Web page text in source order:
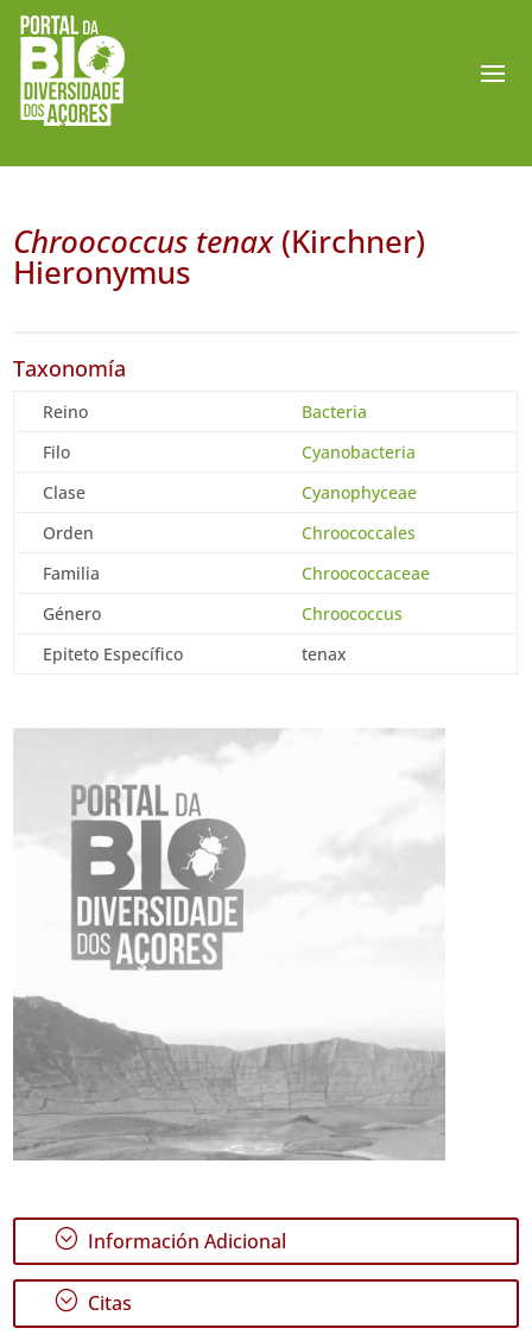
Chroococcus tenax(Kirchner)
Hieronymus
Taxonomía
Reino
Bacteria
Filo
Cyanobacteria
Clase
Cyanophyceae
Orden
Chroococcales
Familia
Chroococcaceae
Género
Chroococcus
Epiteto Específico
tenax
; Información Adicional
; Citas